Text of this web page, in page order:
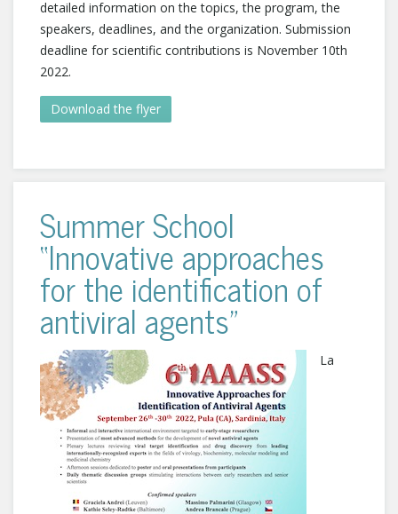
detailed information on the topics, the program, the
speakers, deadlines, and the organization. Submission
deadline for scientific contributions is November 10th
2022.
Download the flyer
Summer School
“Innovative approaches
for the identification of
antiviral agents”
La